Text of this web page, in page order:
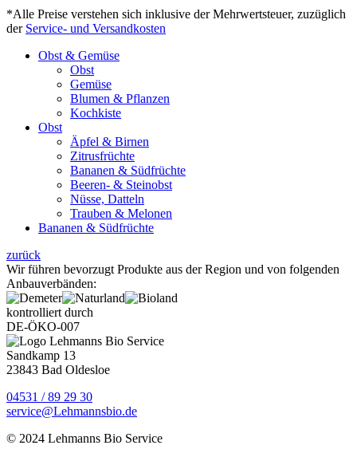
*Alle Preise verstehen sich inklusive der Mehrwertsteuer, zuzüglich
der Service- und Versandkosten
Obst & Gemüse
Obst
Gemüse
Blumen & Pflanzen
Kochkiste
Obst
Äpfel & Birnen
Zitrusfrüchte
Bananen & Südfrüchte
Beeren- & Steinobst
Nüsse, Datteln
Trauben & Melonen
Bananen & Südfrüchte
zurück
Wir führen bevorzugt Produkte aus der Region und von folgenden
Anbauverbänden:
kontrolliert durch
DE-ÖKO-007
Sandkamp 13
23843 Bad Oldesloe
04531 / 89 29 30
service@Lehmannsbio.de
© 2024 Lehmanns Bio Service